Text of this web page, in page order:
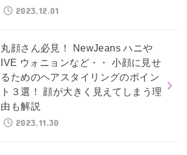
2023.12.01
丸顔さん必見！ NewJeans ハニや
IVE ウォニョンなど・・ 小顔に見せ
るためのヘアスタイリングのポイン
ト３選！ 顔が大きく見えてしまう理
由も解説
2023.11.30